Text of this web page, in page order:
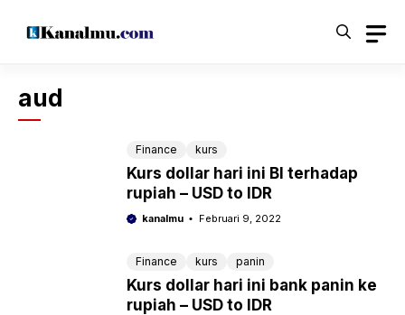
aud
Finance kurs
Kurs dollar hari ini BI terhadap
rupiah – USD to IDR
kanalmu Februari 9, 2022
Finance kurs panin
Kurs dollar hari ini bank panin ke
rupiah – USD to IDR